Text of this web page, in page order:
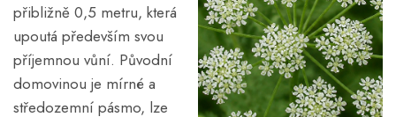
přibližně 0,5 metru, která
upoutá především svou
příjemnou vůní. Původní
domovinou je mírné a
středozemní pásmo, lze